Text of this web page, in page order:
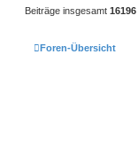
Beiträge insgesamt 16196
Foren-Übersicht